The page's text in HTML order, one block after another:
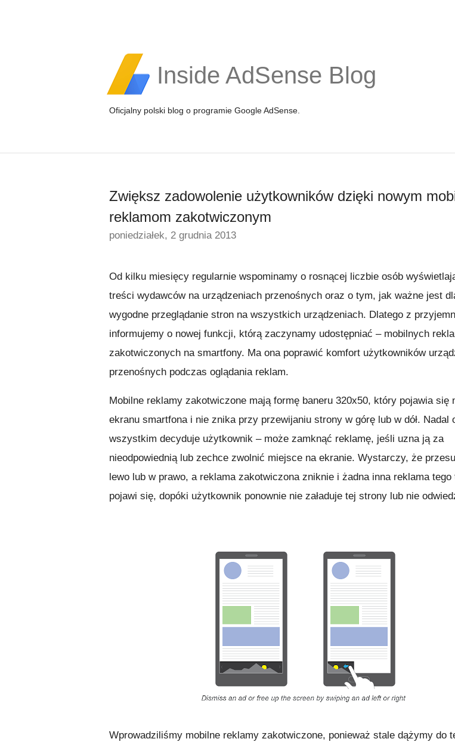
Inside AdSense Blog
Oficjalny polski blog o programie Google AdSense.
Zwiększ zadowolenie użytkowników dzięki nowym
reklamom zakotwiczonym
poniedziałek, 2 grudnia 2013
Od kilku miesięcy regularnie wspominamy o rosnącej liczbie osób
treści wydawców na urządzeniach przenośnych oraz o tym, jak ważne jest
wygodne przeglądanie stron na wszystkich urządzeniach. Dlatego z
informujemy o nowej funkcji, którą zaczynamy udostępniać – mobilnych
zakotwiczonych na smartfony. Ma ona poprawić komfort użytkowników
przenośnych podczas oglądania reklam.
Mobilne reklamy zakotwiczone mają formę baneru 320x50, który pojawia się
ekranu smartfona i nie znika przy przewijaniu strony w górę lub w dół. Nadal
wszystkim decyduje użytkownik – może zamknąć reklamę, jeśli uzna ją za
nieodpowiednią lub zechce zwolnić miejsce na ekranie. Wystarczy, że
lewo lub w prawo, a reklama zakotwiczona zniknie i żadna inna reklama tego
pojawi się, dopóki użytkownik ponownie nie załaduje tej strony lub nie
Wprowadziliśmy mobilne reklamy zakotwiczone, ponieważ stale dążymy do